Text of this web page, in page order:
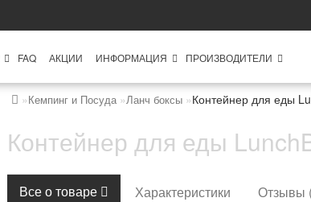
FAQ АКЦИИ ИНФОРМАЦИЯ ПРОИЗВОДИТЕЛИ
Кемпинг и Посуда Ланч боксы Контейнер для еды
Контейнер для еды
Все о товаре Характеристики Отзывы